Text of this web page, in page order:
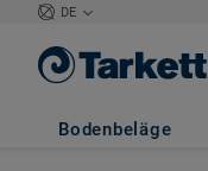
DE
Bodenbeläge
DESSO